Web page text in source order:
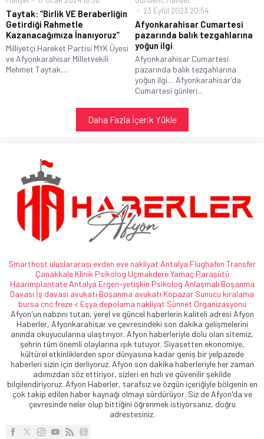
Taytak: “Birlik VE Beraberliğin
Getirdiği Rahmetle
Kazanacağımıza İnanıyoruz”
Milliyetçi Hareket Partisi MYK Üyesi
ve Afyonkarahisar Milletvekili
Mehmet Taytak,...
23 Eylül 2023 20:54
Afyonkarahisar Cumartesi
pazarında balık tezgahlarına
yoğun ilgi
Afyonkarahisar Cumartesi
pazarında balık tezgahlarına
yoğun ilgi… Afyonkarahisar’da
Cumartesi günleri...
Daha Fazla İçerik Yükle
Smarthost uluslararası evden eve nakliyat Antalya Flughafen Transfer
Çanakkale Klinik Psikolog Uçmakdere Yamaç Paraşütü
Haarimplantate Antalya Ergen-yetişkin Psikolog Anlaşmalı Boşanma
Davası İş davası avukatı Boşanma avukatı Kopazar Sunucu kiralama
bursa cnc freze < Eşya depolama nakliyat Sünnet Organizasyonu
Afyon'un nabzını tutan, yerel ve güncel haberlerin kaliteli adresi Afyon
Haberler, Afyonkarahisar ve çevresindeki son dakika gelişmelerini
anında okuyucularına ulaştırıyor. Afyon haberleriyle dolu olan sitemiz,
şehrin tüm önemli olaylarına ışık tutuyor. Siyasetten ekonomiye,
kültürel etkinliklerden spor dünyasına kadar geniş bir yelpazede
haberleri sizin için derliyoruz. Afyon son dakika haberleriyle her zaman
adımızdan söz ettiriyor, sizleri en hızlı ve güvenilir şekilde
bilgilendiriyoruz. Afyon Haberler, tarafsız ve özgün içeriğiyle bölgenin en
çok takip edilen haber kaynağı olmayı sürdürüyor. Siz de Afyon'da ve
çevresinde neler olup bittiğini öğrenmek istiyorsanız, doğru
adrestesiniz.